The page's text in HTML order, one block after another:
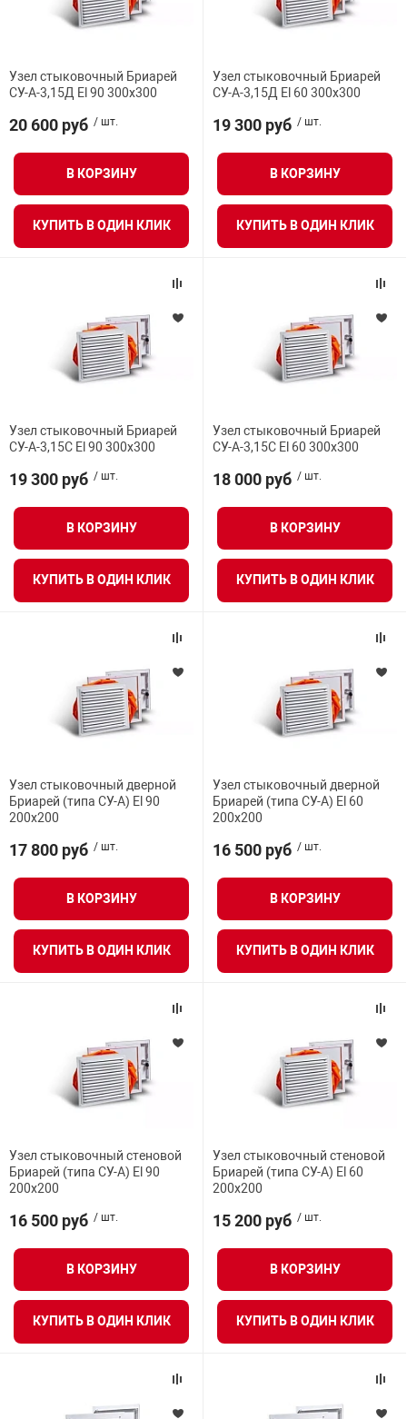
и экипировка
техника
информации
техника
средства охраны
ключи
сигнализации
оборудование
Узел стыковочный Бриарей
СУ-А-3,15Д El 90 300х300
20 600 руб / шт.
В КОРЗИНУ
КУПИТЬ В ОДИН КЛИК
Узел стыковочный Бриарей
СУ-А-3,15Д El 60 300х300
19 300 руб / шт.
В КОРЗИНУ
КУПИТЬ В ОДИН КЛИК
Узел стыковочный Бриарей
СУ-А-3,15С El 90 300х300
19 300 руб / шт.
В КОРЗИНУ
КУПИТЬ В ОДИН КЛИК
Узел стыковочный Бриарей
СУ-А-3,15С El 60 300х300
18 000 руб / шт.
В КОРЗИНУ
КУПИТЬ В ОДИН КЛИК
Узел стыковочный дверной
Бриарей (типа СУ-А) El 90
200х200
17 800 руб / шт.
В КОРЗИНУ
КУПИТЬ В ОДИН КЛИК
Узел стыковочный дверной
Бриарей (типа СУ-А) El 60
200х200
16 500 руб / шт.
В КОРЗИНУ
КУПИТЬ В ОДИН КЛИК
Узел стыковочный стеновой
Бриарей (типа СУ-А) El 90
200х200
16 500 руб / шт.
В КОРЗИНУ
КУПИТЬ В ОДИН КЛИК
Узел стыковочный стеновой
Бриарей (типа СУ-А) El 60
200х200
15 200 руб / шт.
В КОРЗИНУ
КУПИТЬ В ОДИН КЛИК